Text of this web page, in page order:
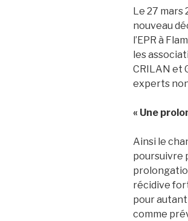
Le 27 mars
nouveau
l’EPR à
les
CRILAN et
experts
« Une
Ainsi le
poursuivre
récidive
pour
comme